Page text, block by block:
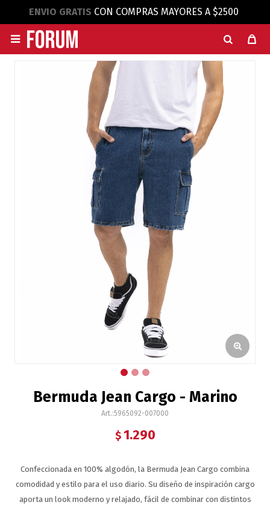
ENVIO GRATIS CON COMPRAS MAYORES A $2500

Bermuda Jean Cargo - Marino
5965092-007000
$ 1.290
Confeccionada en 100% algodón, la Bermuda Jean Cargo combina
comodidad y estilo para el uso diario. Su diseño de inspiración cargo
aporta un look moderno y relajado, fácil de combinar con distintos